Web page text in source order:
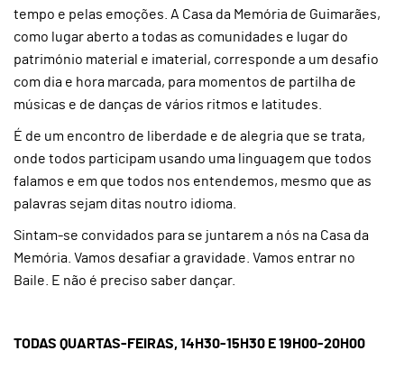
tempo e pelas emoções. A Casa da Memória de Guimarães,
como lugar aberto a todas as comunidades e lugar do
património material e imaterial, corresponde a um desafio
com dia e hora marcada, para momentos de partilha de
músicas e de danças de vários ritmos e latitudes.
É de um encontro de liberdade e de alegria que se trata,
onde todos participam usando uma linguagem que todos
falamos e em que todos nos entendemos, mesmo que as
palavras sejam ditas noutro idioma.
Sintam-se convidados para se juntarem a nós na Casa da
Memória. Vamos desafiar a gravidade. Vamos entrar no
Baile. E não é preciso saber dançar.
TODAS QUARTAS-FEIRAS, 14H30-15H30 E 19H00-20H00